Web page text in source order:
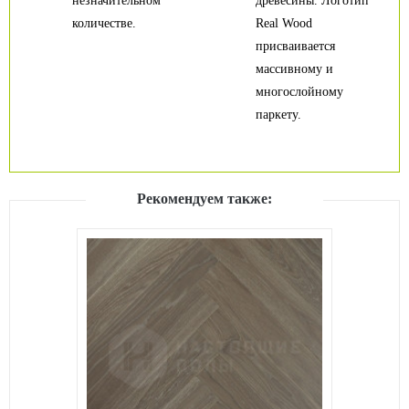
количестве.
Real Wood
присваивается
массивному и
многослойному
паркету.
Рекомендуем также: